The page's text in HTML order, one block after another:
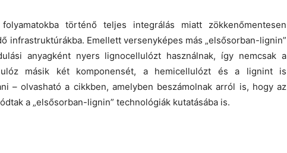
történő teljes integrálás miatt zökkenőmentesen
infrastruktúrákba. Emellett versenyképes más „elsősorban-lignin”
anyagként nyers lignocellulózt használnak, így nemcsak a
másik két komponensét, a hemicellulózt és a lignint is
– olvasható a cikkben, amelyben beszámolnak arról is, hogy az
a „elsősorban-lignin” technológiák kutatásába is.